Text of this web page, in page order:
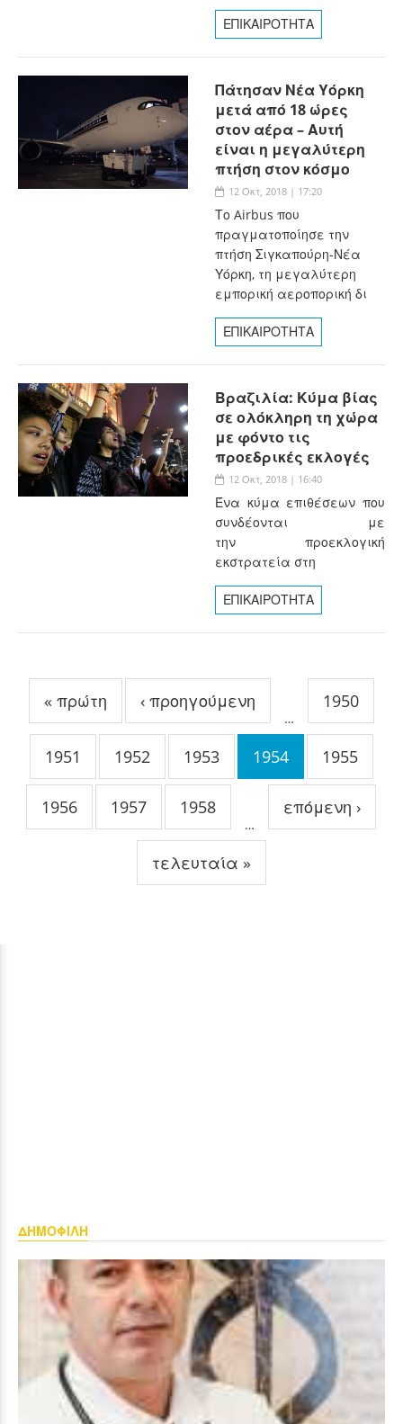
ΕΠΙΚΑΙΡΟΤΗΤΑ
Πάτησαν Νέα Υόρκη
μετά από 18 ώρες
στον αέρα – Αυτή
είναι η μεγαλύτερη
πτήση στον κόσμο
12 Οκτ, 2018 | 17:20
Το Airbus που
πραγματοποίησε την
πτήση Σιγκαπούρη-Νέα
Υόρκη, τη μεγαλύτερη
εμπορική αεροπορική δι
ΕΠΙΚΑΙΡΟΤΗΤΑ
Βραζιλία: Κύμα βίας
σε ολόκληρη τη χώρα
με φόντο τις
προεδρικές εκλογές
12 Οκτ, 2018 | 16:40
Ένα κύμα επιθέσεων που
συνδέονται με
την προεκλογική
εκστρατεία στη
ΕΠΙΚΑΙΡΟΤΗΤΑ
« πρώτη ‹ προηγούμενη
…
1950
1951 1952 1953 1954 1955
1956 1957 1958
…
επόμενη ›
τελευταία »
ΔΗΜΟΦΙΛΗ